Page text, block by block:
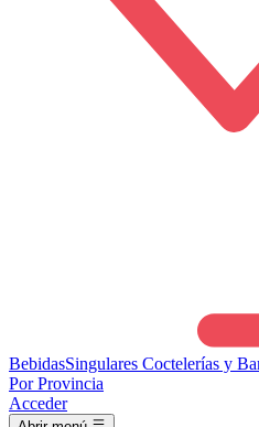
BebidasSingulares Coctelerías y
Por Provincia
Acceder